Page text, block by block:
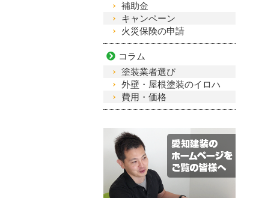
補助金
キャンペーン
火災保険の申請
コラム
塗装業者選び
外壁・屋根塗装のイロハ
費用・価格